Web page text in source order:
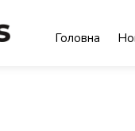
Головна